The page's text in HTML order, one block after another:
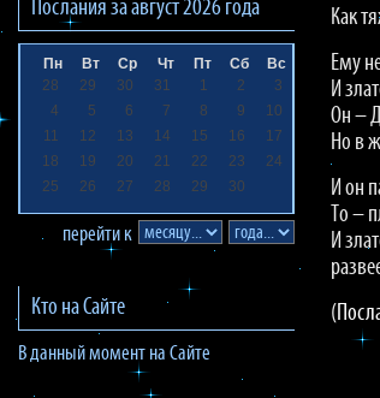
Послания заавгуст 2026 года
Пн Вт Ср Чт Пт Сб
Вс
28
29 30 31 1 2
3
4
5 6 7 8 9
10
11
12 13 14 15 16
17
18
19 20 21 22 23
24
25
26 27 28 29 30
перейти к
Кто на Сайте
В данный момент на Сайте
Как
Ему
И
Он –
Но в
И он
То –
И
(